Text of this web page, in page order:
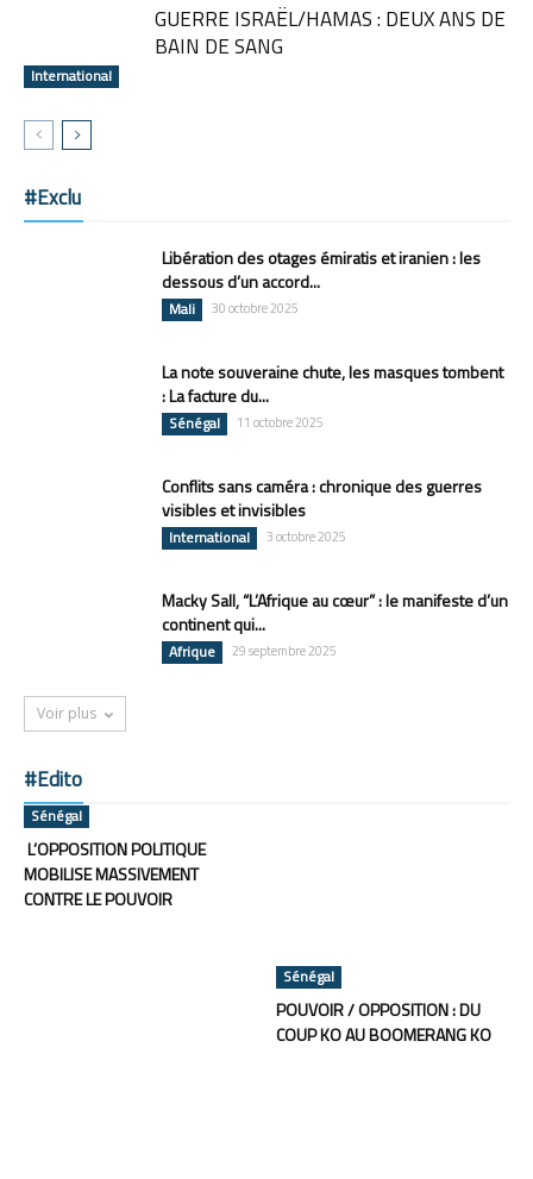
International
GUERRE ISRAËL/HAMAS : DEUX ANS DE
BAIN DE SANG
#Exclu
Libération des otages émiratis et iranien : les
dessous d’un accord...
Mali 30 octobre 2025
La note souveraine chute, les masques tombent
: La facture du...
Sénégal 11 octobre 2025
Conflits sans caméra : chronique des guerres
visibles et invisibles
International 3 octobre 2025
Macky Sall, “L’Afrique au cœur” : le manifeste d’un
continent qui...
Afrique 29 septembre 2025
Voir plus
#Edito
Sénégal
L’OPPOSITION POLITIQUE
MOBILISE MASSIVEMENT
CONTRE LE POUVOIR
Sénégal
POUVOIR / OPPOSITION : DU
COUP KO AU BOOMERANG KO